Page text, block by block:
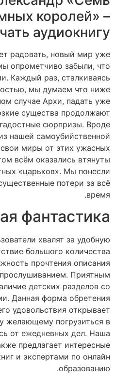
королей» –
аудиокнигу
радовать, новый мир уже
опрометчиво забыли, что
Каждый раз, сталкиваясь
мы думаем что ниже
случае Архи, падать уже
существа продолжают
сюрпризы. Вроде
нашей самоубийственной
миры от этих ужасных
всём оказались втянуты
«царьков». Мы понесли
потери за всё
время.
фантастика
хвалят за удобную
большого количества
прочтения описания
Приятным
детских разделов со
Данная форма обретения
удовольствия открывает
желающему погрузиться в
от ежедневных дел. Наша
предлагает интересные
и экспертами по онлайн
образованию.